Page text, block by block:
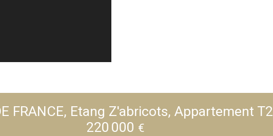
FRANCE, Etang Z'abricots, Appartement T2
220 000 €